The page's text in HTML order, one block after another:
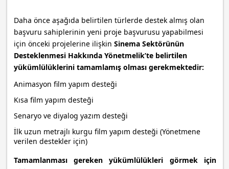
Daha önce aşağıda belirtilen türlerde destek almış olan
başvuru sahiplerinin yeni proje başvurusu yapabilmesi
için önceki projelerine ilişkinSinema Sektörünün
Desteklenmesi Hakkında Yönetmelik’te belirtilen
yükümlülüklerini tamamlamış olması gerekmektedir:
Animasyon film yapım desteği
Kısa film yapım desteği
Senaryo ve diyalog yazım desteği
İlk uzun metrajlı kurgu film yapım desteği (Yönetmene
verilen destekler için)
Tamamlanması gereken yükümlülükleri görmek için